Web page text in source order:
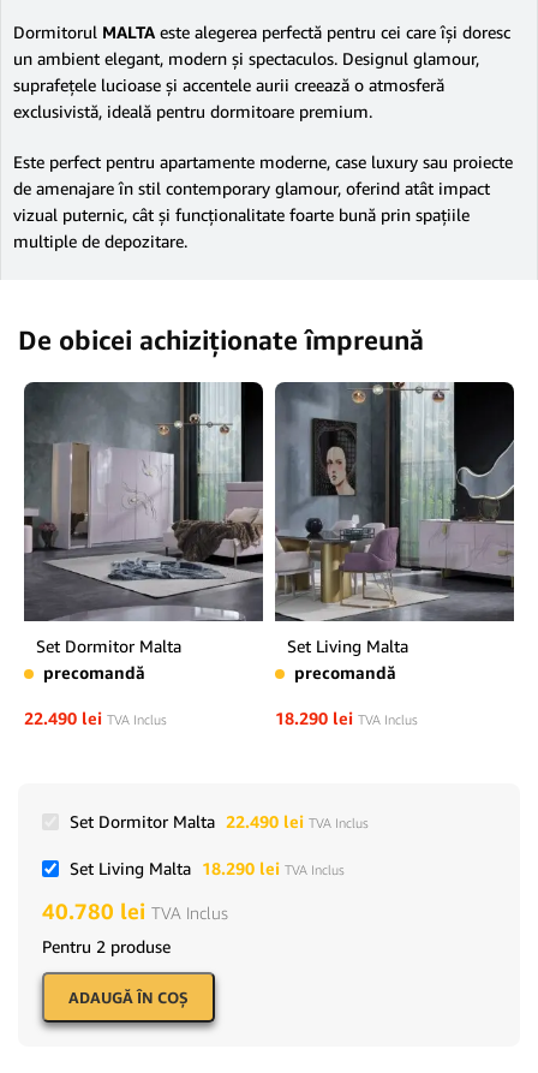
Dormitorul MALTA este alegerea perfectă pentru cei care își doresc
un ambient elegant, modern și spectaculos. Designul glamour,
suprafețele lucioase și accentele aurii creează o atmosferă
exclusivistă, ideală pentru dormitoare premium.
Este perfect pentru apartamente moderne, case luxury sau proiecte
de amenajare în stil contemporary glamour, oferind atât impact
vizual puternic, cât și funcționalitate foarte bună prin spațiile
multiple de depozitare.
De obicei achiziționate împreună
Set Dormitor Malta
precomandă
22.490 lei TVA Inclus
Set Living Malta
precomandă
18.290 lei TVA Inclus
Set Dormitor Malta 22.490 lei TVA Inclus
Set Living Malta 18.290 lei TVA Inclus
40.780 lei TVA Inclus
Pentru 2 produse
ADAUGĂ ÎN COŞ